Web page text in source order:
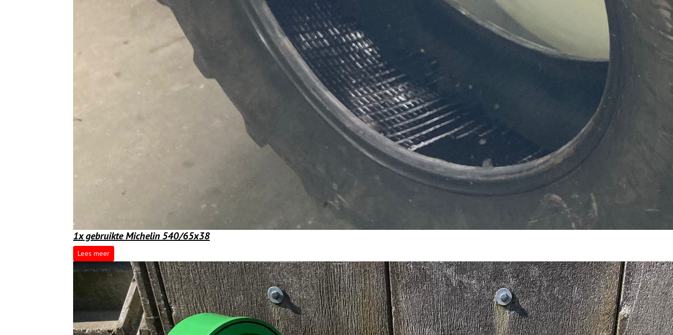
1x gebruikte Michelin 540/65x38
Lees meer